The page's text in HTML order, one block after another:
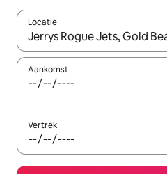
Locatie
Wanneer er suggesties
Aankomst
Vertrek